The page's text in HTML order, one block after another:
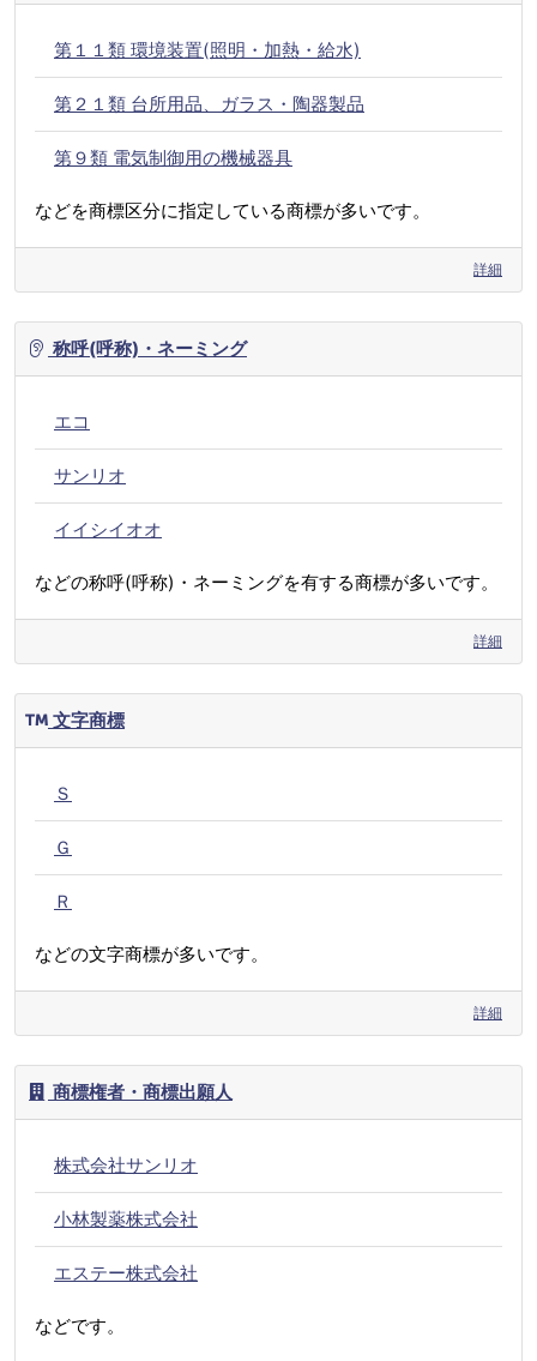
第１１類 環境装置(照明・加熱・給水)
第２１類 台所用品、ガラス・陶器製品
第９類 電気制御用の機械器具
などを商標区分に指定している商標が多いです。
詳細
称呼(呼称)・ネーミング
エコ
サンリオ
イイシイオオ
などの称呼(呼称)・ネーミングを有する商標が多いです。
詳細
文字商標
Ｓ
Ｇ
Ｒ
などの文字商標が多いです。
詳細
商標権者・商標出願人
株式会社サンリオ
小林製薬株式会社
エステー株式会社
などです。